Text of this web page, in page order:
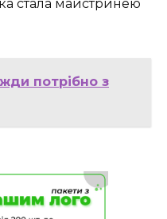
стала майстринею
потрібно з